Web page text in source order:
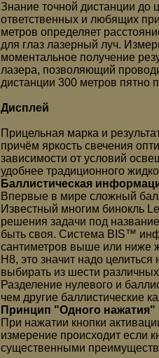
Знание точной дистанции до
ответственных и любящих
метров определяет
для глаз лазерный луч.
моментальное получение
лазера, позволяющий
дистанции 300 метров пятно
Дисплей
Прицельная марка и
причём яркость свечения
зависимости от условий
удобнее традиционного
Баллистическая
Впервые в мире сложный
Известный многим бинокль
решения задачи под
быть своя. Система BIS™
сантиметров выше или ниже
Н8, это значит надо
выбирать из шести
Разделение нулевого и
чем другие баллистические
Принцип "Одного нажатия"
При нажатии кнопки
измерение происходит если
существенными